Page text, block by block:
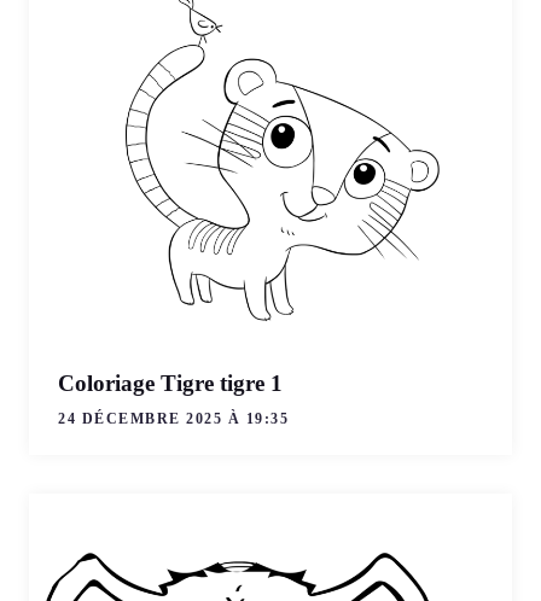
Coloriage Tigre tigre 1
24 DÉCEMBRE 2025 À 19:35